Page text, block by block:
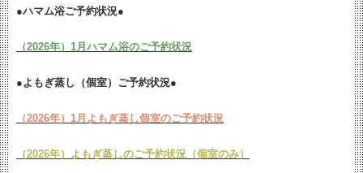
●ハマム浴ご予約状況●
（2026年）1月ハマム浴のご予約状況
●よもぎ蒸し（個室）ご予約状況●
（2026年）1月よもぎ蒸し個室のご予約状況
（2026年）よもぎ蒸しのご予約状況（個室のみ）